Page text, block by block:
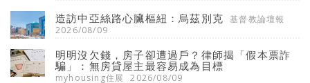
造訪中亞絲路心臟樞紐：烏茲別克
基督教論壇報
2026/08/09
明明沒欠錢，房子卻遭過戶？律師揭「假本票詐
騙」：無房貸屋主最容易成為目標
myhousing住展 2026/08/09